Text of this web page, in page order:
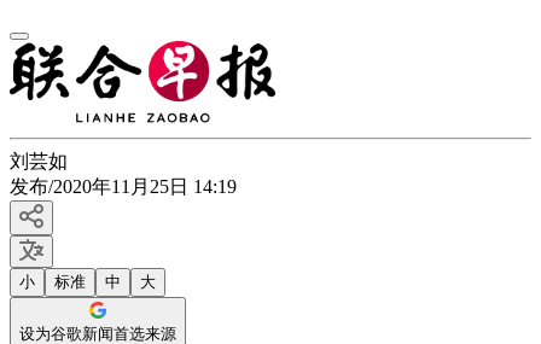
刘芸如
发布/2020年11月25日 14:19
小 标准 中 大
设为谷歌新闻首选来源